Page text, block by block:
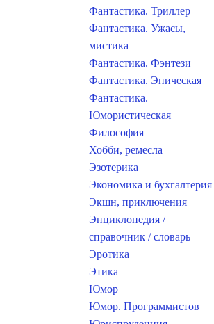
Фантастика. Триллер
Фантастика. Ужасы,
мистика
Фантастика. Фэнтези
Фантастика. Эпическая
Фантастика.
Юмористическая
Философия
Хобби, ремесла
Эзотерика
Экономика и бухгалтерия
Экшн, приключения
Энциклопедия /
справочник / словарь
Эротика
Этика
Юмор
Юмор. Программистов